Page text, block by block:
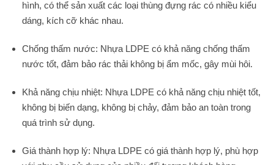
hình, có thể sản xuất các loại thùng đựng rác có nhiều kiểu
dáng, kích cỡ khác nhau.
Chống thấm nước: Nhựa LDPE có khả năng chống thấm
nước tốt, đảm bảo rác thải không bị ẩm mốc, gây mùi hôi.
Khả năng chịu nhiệt: Nhựa LDPE có khả năng chịu nhiệt tốt,
không bị biến dạng, không bị chảy, đảm bảo an toàn trong
quá trình sử dụng.
Giá thành hợp lý: Nhựa LDPE có giá thành hợp lý, phù hợp